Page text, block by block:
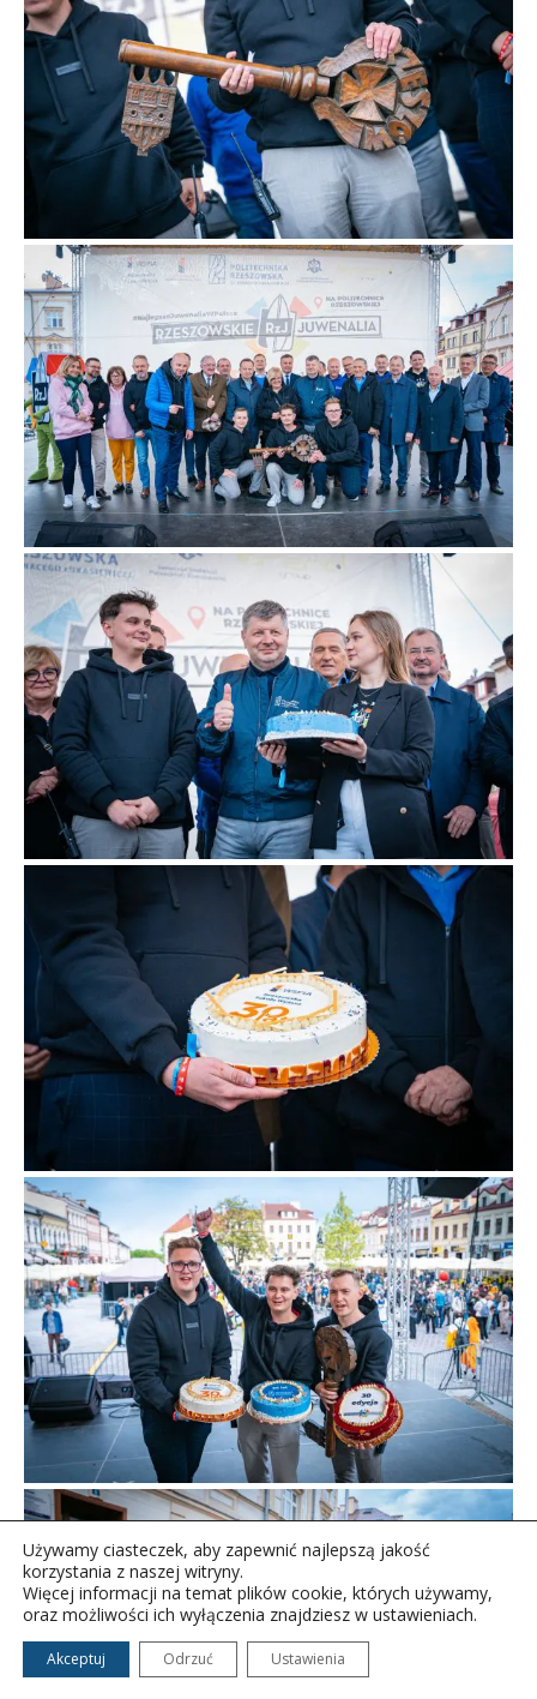
Używamy ciasteczek, aby zapewnić najlepszą jakość
korzystania z naszej witryny.
Więcej informacji na temat plików cookie, których używamy,
oraz możliwości ich wyłączenia znajdziesz w ustawieniach.
Akceptuj Odrzuć Ustawienia